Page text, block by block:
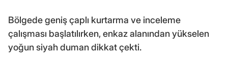
Bölgede geniş çaplı kurtarma ve inceleme
çalışması başlatılırken, enkaz alanından yükselen
yoğun siyah duman dikkat çekti.